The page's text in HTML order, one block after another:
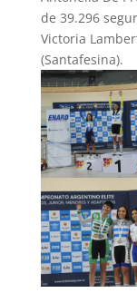
de 39.296
Victoria
(Santafesina).